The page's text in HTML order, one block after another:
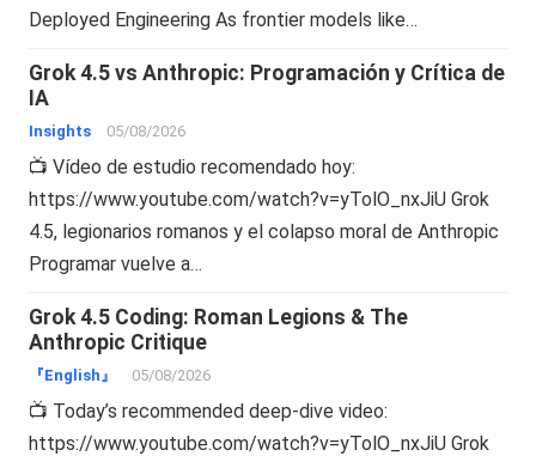
Deployed Engineering As frontier models like…
Grok 4.5 vs Anthropic: Programación y Crítica de
IA
Insights 05/08/2026
📺 Vídeo de estudio recomendado hoy:
https://www.youtube.com/watch?v=yTolO_nxJiU Grok
4.5, legionarios romanos y el colapso moral de Anthropic
Programar vuelve a…
Grok 4.5 Coding: Roman Legions & The
Anthropic Critique
『English』 05/08/2026
📺 Today’s recommended deep-dive video:
https://www.youtube.com/watch?v=yTolO_nxJiU Grok